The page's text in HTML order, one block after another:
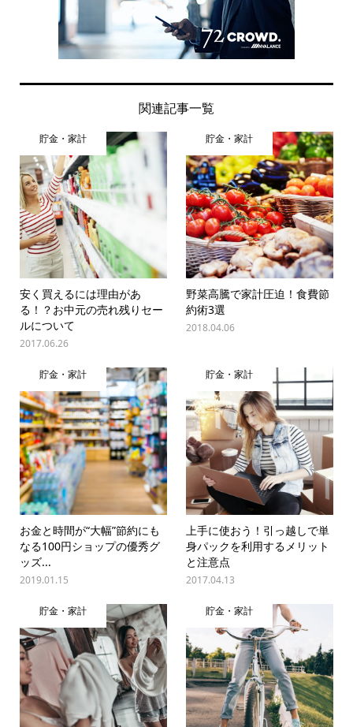
関連記事一覧
貯金・家計
安く買えるには理由があ
る！？お中元の売れ残りセー
ルについて
2017.06.26
貯金・家計
野菜高騰で家計圧迫！食費節
約術3選
2018.04.06
貯金・家計
お金と時間が“大幅”節約にも
なる100円ショップの優秀グ
ッズ...
2019.01.15
貯金・家計
上手に使おう！引っ越しで単
身パックを利用するメリット
と注意点
2017.04.13
貯金・家計 貯金・家計